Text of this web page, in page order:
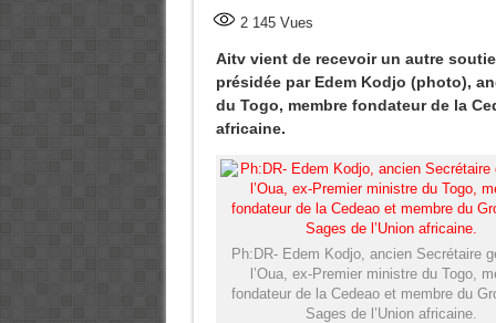
2 145Vues
Aitv vient de recevoir un autre
présidée par Edem Kodjo (photo),
du Togo, membre fondateur de la
africaine.
Ph:DR- Edem Kodjo, ancien Secrétaire
l’Oua, ex-Premier ministre du Togo,
fondateur de la Cedeao et membre du
Sages de l’Union africaine.